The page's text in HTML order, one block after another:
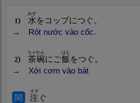
1 水
みず
をコップにつぐ。
Rót nước vào cốc.
2 茶碗
ちゃわん
にご飯
はん
をつぐ。
Xới cơm vào bát
関 注
そそ
ぐ